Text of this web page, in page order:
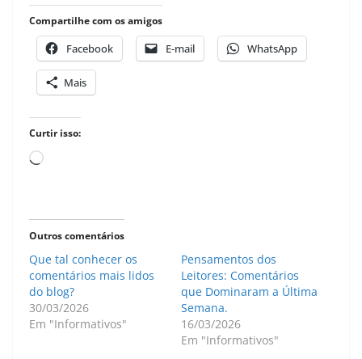
Compartilhe com os amigos
Facebook E-mail WhatsApp
Mais
Curtir isso:
Carregando...
Outros comentários
Que tal conhecer os
comentários mais lidos
do blog?
30/03/2026
Em "Informativos"
Pensamentos dos
Leitores: Comentários
que Dominaram a Última
Semana.
16/03/2026
Em "Informativos"